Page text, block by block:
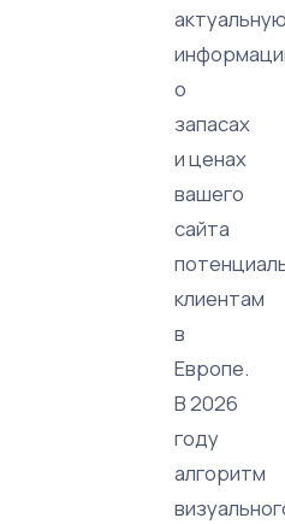
о
запасах
и ценах
вашего
сайта
клиентам
в
Европе.
В 2026
году
алгоритм